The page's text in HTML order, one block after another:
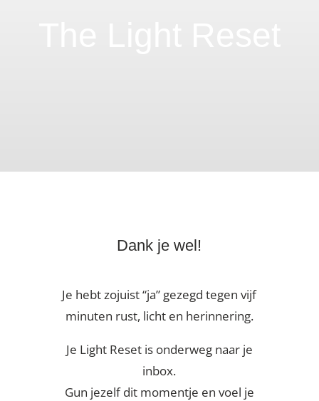
Dank je wel!
Je hebt zojuist “ja” gezegd tegen vijf
minuten rust, licht en herinnering.
Je Light Reset is onderweg naar je
inbox.
Gun jezelf dit momentje en voel je